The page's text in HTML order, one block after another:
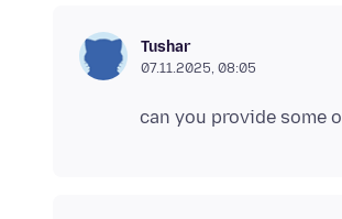
Tushar
07.11.2025, 08:05